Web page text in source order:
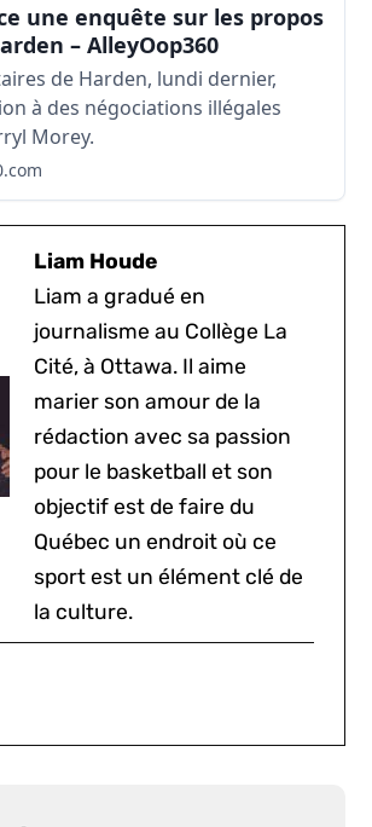
une enquête sur les propos
– AlleyOop360
de Harden, lundi dernier,
à des négociations illégales
Morey.
Liam Houde
Liam a gradué en
journalisme au Collège La
Cité, à Ottawa. Il aime
marier son amour de la
rédaction avec sa passion
pour le basketball et son
objectif est de faire du
Québec un endroit où ce
sport est un élément clé de
la culture.